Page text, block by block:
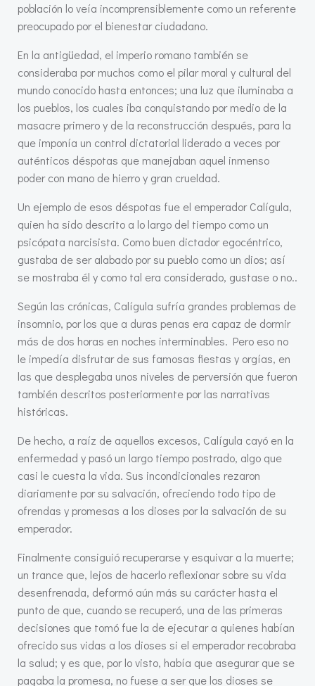
población lo veía incomprensiblemente como un referente
preocupado por el bienestar ciudadano.
En la antigüedad, el imperio romano también se
consideraba por muchos como el pilar moral y cultural del
mundo conocido hasta entonces; una luz que iluminaba a
los pueblos, los cuales iba conquistando por medio de la
masacre primero y de la reconstrucción después, para la
que imponía un control dictatorial liderado a veces por
auténticos déspotas que manejaban aquel inmenso
poder con mano de hierro y gran crueldad.
Un ejemplo de esos déspotas fue el emperador Calígula,
quien ha sido descrito a lo largo del tiempo como un
psicópata narcisista. Como buen dictador egocéntrico,
gustaba de ser alabado por su pueblo como un dios; así
se mostraba él y como tal era considerado, gustase o no..
Según las crónicas, Calígula sufría grandes problemas de
insomnio, por los que a duras penas era capaz de dormir
más de dos horas en noches interminables. Pero eso no
le impedía disfrutar de sus famosas fiestas y orgías, en
las que desplegaba unos niveles de perversión que fueron
también descritos posteriormente por las narrativas
históricas.
De hecho, a raíz de aquellos excesos, Calígula cayó en la
enfermedad y pasó un largo tiempo postrado, algo que
casi le cuesta la vida. Sus incondicionales rezaron
diariamente por su salvación, ofreciendo todo tipo de
ofrendas y promesas a los dioses por la salvación de su
emperador.
Finalmente consiguió recuperarse y esquivar a la muerte;
un trance que, lejos de hacerlo reflexionar sobre su vida
desenfrenada, deformó aún más su carácter hasta el
punto de que, cuando se recuperó, una de las primeras
decisiones que tomó fue la de ejecutar a quienes habían
ofrecido sus vidas a los dioses si el emperador recobraba
la salud; y es que, por lo visto, había que asegurar que se
pagaba la promesa, no fuese a ser que los dioses se